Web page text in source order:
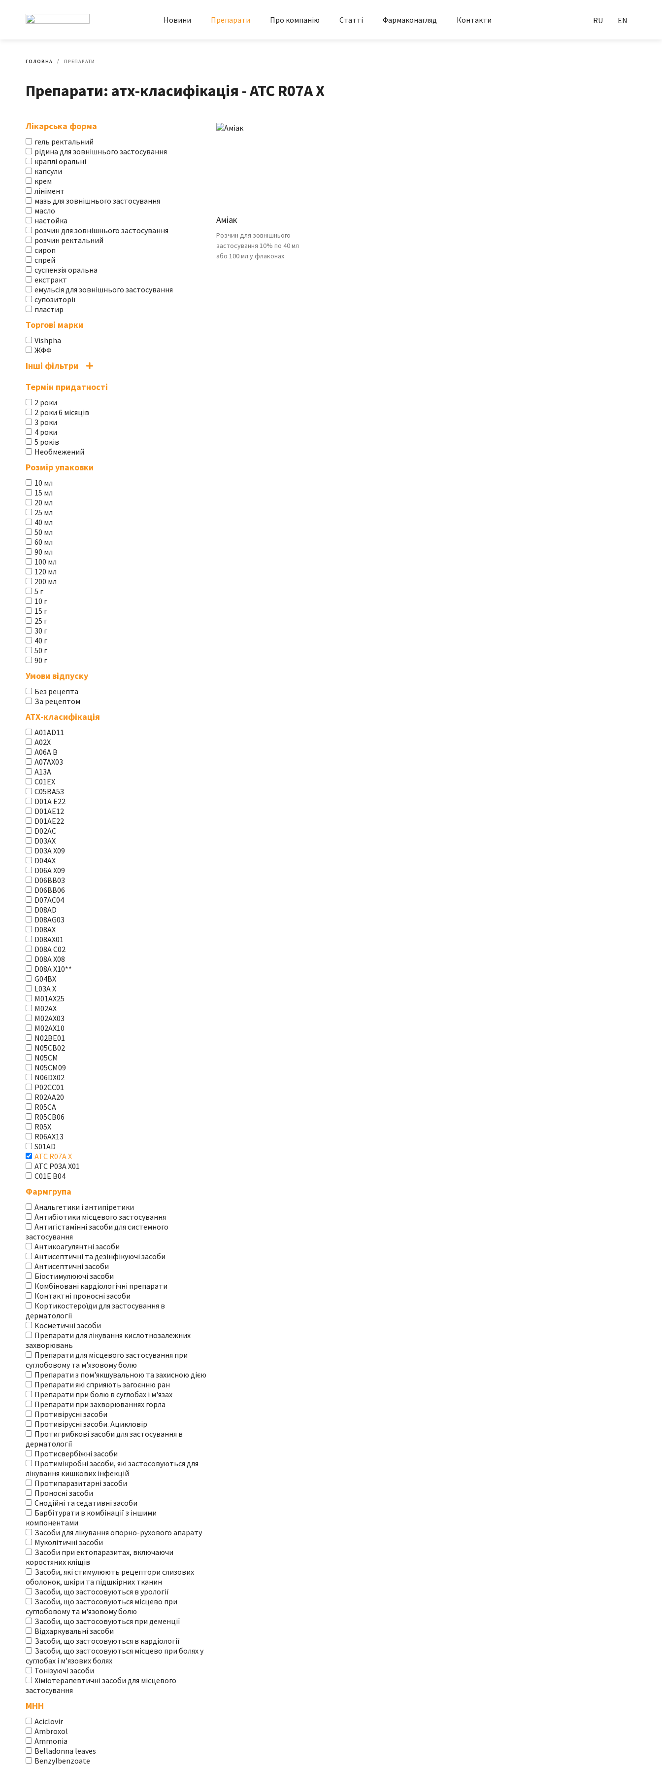
Новини Препарати Про компанію Статті Фармаконагляд Контакти RU EN
ГОЛОВНА ПРЕПАРАТИ
Препарати: атх-класифікація - АТС R07A X
Лікарська форма
гель ректальний
рідина для зовнішнього застосування
краплі оральні
капсули
крем
лінімент
мазь для зовнішнього застосування
масло
настойка
розчин для зовнішнього застосування
розчин ректальний
сироп
спрей
суспензія оральна
екстракт
емульсія для зовнішнього застосування
супозиторії
пластир
Торгові марки
Vishpha
ЖФФ
Інші фільтри
Термін придатності
2 роки
2 роки 6 місяців
3 роки
4 роки
5 років
Необмежений
Розмір упаковки
10 мл
15 мл
20 мл
25 мл
40 мл
50 мл
60 мл
90 мл
100 мл
120 мл
200 мл
5 г
10 г
15 г
25 г
30 г
40 г
50 г
90 г
Умови відпуску
Без рецепта
За рецептом
АТХ-класифікація
A01AD11
A02X
A06A В
A07AX03
A13A
C01EX
C05BA53
D01A E22
D01AE12
D01AE22
D02AC
D03AX
D03A X09
D04AX
D06A X09
D06BB03
D06BB06
D07AC04
D08AD
D08AG03
D08AX
D08AX01
D08А С02
D08А Х08
D08А Х10**
G04BX
L03А Х
M01AX25
M02AX
M02AX03
M02AX10
N02BE01
N05CB02
N05CM
N05CM09
N06DX02
P02CC01
R02AA20
R05CA
R05CB06
R05X
R06AX13
S01AD
АТС R07A X
АТС Р03А Х01
С01Е В04
Фармгрупа
Анальгетики і антипіретики
Антибіотики місцевого застосування
Антигістамінні засоби для системного
застосування
Антикоагулянтні засоби
Антисептичні та дезінфікуючі засоби
Антисептичні засоби
Біостимулюючі засоби
Комбіновані кардіологічні препарати
Контактні проносні засоби
Кортикостероїди для застосування в
дерматології
Косметичні засоби
Препарати для лікування кислотнозалежних
захворювань
Препарати для місцевого застосування при
суглобовому та м'язовому болю
Препарати з пом'якшувальною та захисною дією
Препарати які сприяють загоєнню ран
Препарати при болю в суглобах і м'язах
Препарати при захворюваннях горла
Противірусні засоби
Противірусні засоби. Ацикловір
Протигрибкові засоби для застосування в
дерматології
Протисвербіжні засоби
Протимікробні засоби, які застосовуються для
лікування кишкових інфекцій
Протипаразитарні засоби
Проносні засоби
Снодійні та седативні засоби
Барбітурати в комбінації з іншими
компонентами
Засоби для лікування опорно-рухового апарату
Муколітичні засоби
Засоби при ектопаразитах, включаючи
коростяних кліщів
Засоби, які стимулюють рецептори слизових
оболонок, шкіри та підшкірних тканин
Засоби, що застосовуються в урології
Засоби, що застосовуються місцево при
суглобовому та м'язовому болю
Засоби, що застосовуються при деменції
Відхаркувальні засоби
Засоби, що застосовуються в кардіології
Засоби, що застосовуються місцево при болях у
суглобах і м'язових болях
Тонізуючі засоби
Хіміотерапевтичні засоби для місцевого
застосування
МНН
Aciclovir
Ambroxol
Ammonia
Belladonna leaves
Benzylbenzoate
Аміак
Розчин для зовнішнього
застосування 10% по 40 мл
або 100 мл у флаконах